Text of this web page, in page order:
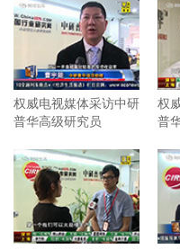
权威电视媒体采访中研
普华高级研究员
权
普